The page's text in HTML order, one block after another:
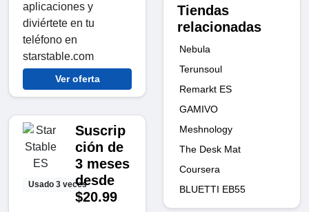
aplicaciones y
diviértete en tu
teléfono en
starstable.com
Ver oferta
Usado 3 veces
Suscrip
ción de
3 meses
desde
$20.99
Tiendas
relacionadas
Nebula
Terunsoul
Remarkt ES
GAMIVO
Meshnology
The Desk Mat
Coursera
BLUETTI EB55